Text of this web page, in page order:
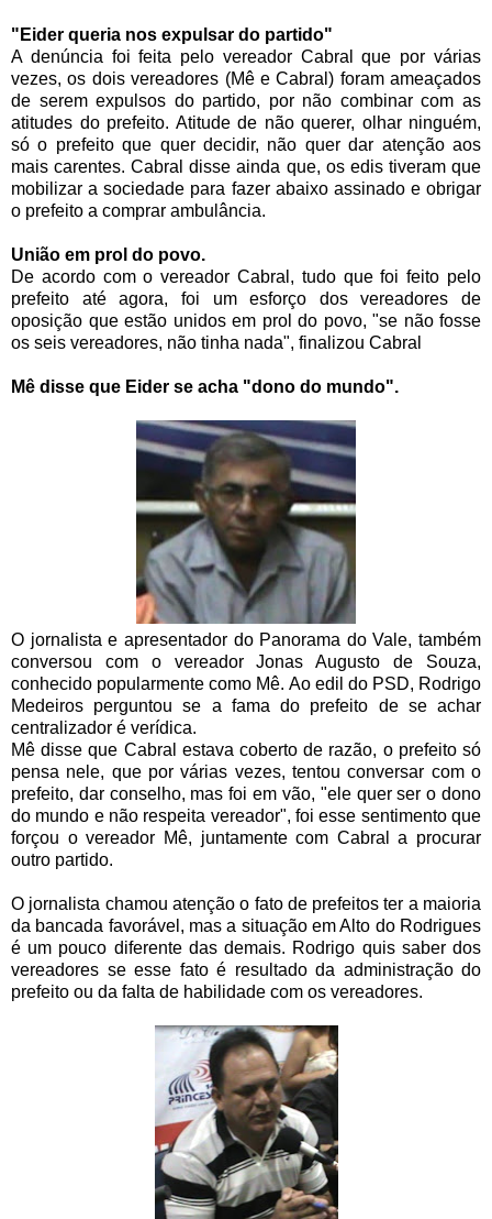
"Eider queria nos expulsar do partido"
A denúncia foi feita pelo vereador Cabral que por várias
vezes, os dois vereadores (Mê e Cabral) foram ameaçados
de serem expulsos do partido, por não combinar com as
atitudes do prefeito. Atitude de não querer, olhar ninguém,
só o prefeito que quer decidir, não quer dar atenção aos
mais carentes. Cabral disse ainda que, os edis tiveram que
mobilizar a sociedade para fazer abaixo assinado e obrigar
o prefeito a comprar ambulância.
União em prol do povo.
De acordo com o vereador Cabral, tudo que foi feito pelo
prefeito até agora, foi um esforço dos vereadores de
oposição que estão unidos em prol do povo, "se não fosse
os seis vereadores, não tinha nada", finalizou Cabral
Mê disse que Eider se acha "dono do mundo".
O jornalista e apresentador do Panorama do Vale, também
conversou com o vereador Jonas Augusto de Souza,
conhecido popularmente como Mê. Ao edil do PSD, Rodrigo
Medeiros perguntou se a fama do prefeito de se achar
centralizador é verídica.
Mê disse que Cabral estava coberto de razão, o prefeito só
pensa nele, que por várias vezes, tentou conversar com o
prefeito, dar conselho, mas foi em vão, "ele quer ser o dono
do mundo e não respeita vereador", foi esse sentimento que
forçou o vereador Mê, juntamente com Cabral a procurar
outro partido.
O jornalista chamou atenção o fato de prefeitos ter a maioria
da bancada favorável, mas a situação em Alto do Rodrigues
é um pouco diferente das demais. Rodrigo quis saber dos
vereadores se esse fato é resultado da administração do
prefeito ou da falta de habilidade com os vereadores.